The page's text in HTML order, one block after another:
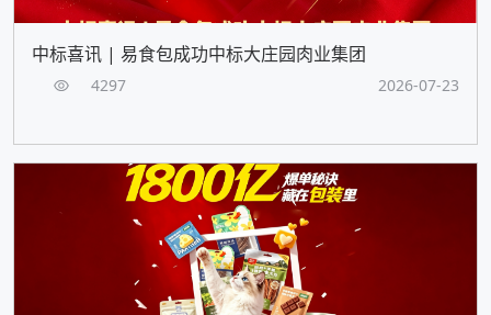
中标喜讯 | 易食包成功中标大庄园肉业集团
4297 2026-07-23